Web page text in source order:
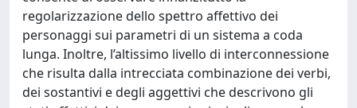
regolarizzazione dello spettro affettivo dei
personaggi sui parametri di un sistema a coda
lunga. Inoltre, l’altissimo livello di interconnessione
che risulta dalla intrecciata combinazione dei verbi,
dei sostantivi e degli aggettivi che descrivono gli